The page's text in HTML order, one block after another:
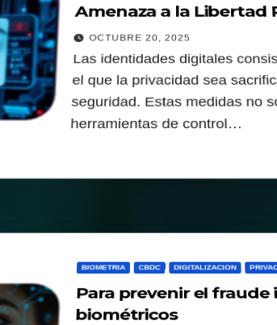
Amenaza a la Libertad
OCTUBRE 20, 2025
Las identidades digitales
el que la privacidad sea
seguridad. Estas medidas no
herramientas de control…
BIOMETRIA CBDC DIGITALIZACION
Para prevenir el
biométricos